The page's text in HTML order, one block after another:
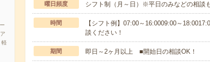
軽
曜日頻度 シフト制（月～日）※平日のみなどの相談
時間
【シフト例】07:00～16:0009:00～
談ください！
期間 即日～2ヶ月以上 ■開始日の相談OK！